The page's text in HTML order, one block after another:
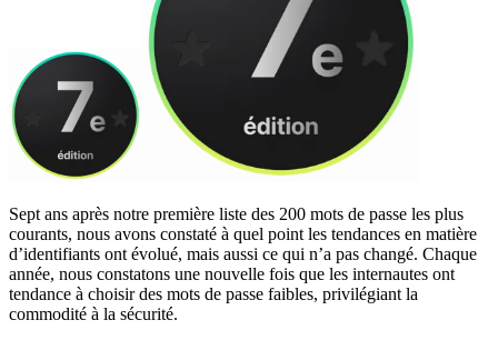
Sept ans après notre première liste des 200 mots de passe les plus
courants, nous avons constaté à quel point les tendances en matière
d’identifiants ont évolué, mais aussi ce qui n’a pas changé. Chaque
année, nous constatons une nouvelle fois que les internautes ont
tendance à choisir des mots de passe faibles, privilégiant la
commodité à la sécurité.